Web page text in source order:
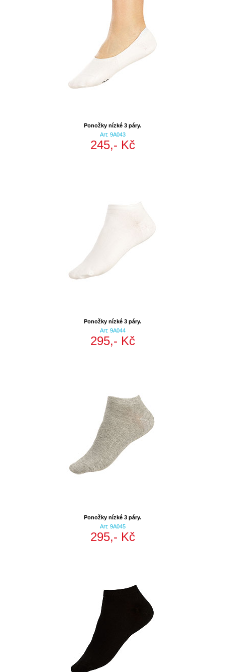
Ponožky nízké 3 páry.
Art: 9A043
245,- Kč
Ponožky nízké 3 páry.
Art: 9A044
295,- Kč
Ponožky nízké 3 páry.
Art: 9A045
295,- Kč